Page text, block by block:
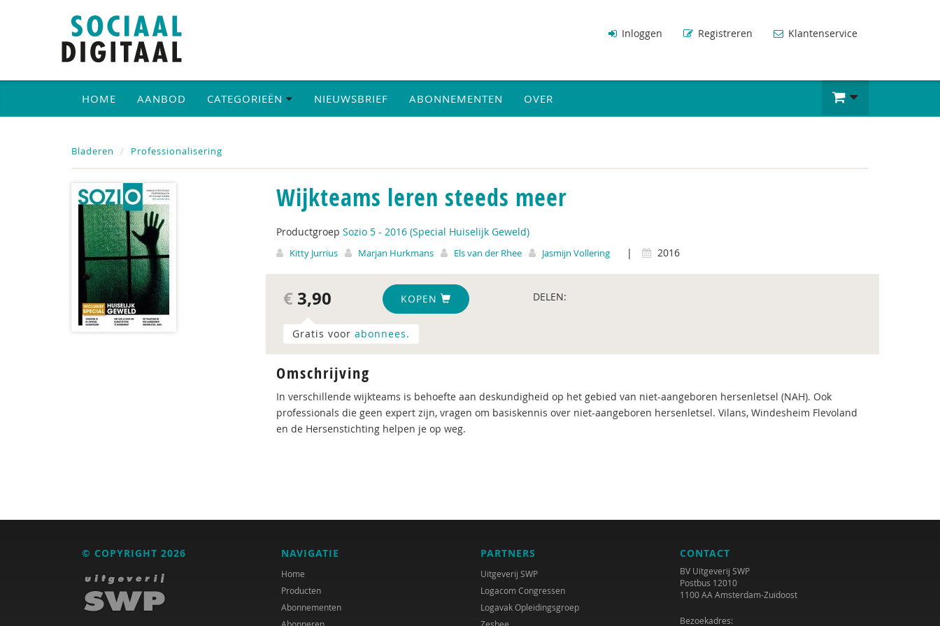
Inloggen Registreren Klantenservice
HOME AANBOD CATEGORIEËN NIEUWSBRIEF ABONNEMENTEN OVER
Bladeren Professionalisering
Wijkteams leren steeds meer
Productgroep Sozio 5 - 2016 (Special Huiselijk Geweld)
Kitty Jurrius Marjan Hurkmans Els van der Rhee Jasmijn Vollering | 2016
€ 3,90 KOPEN DELEN:
Gratis voor abonnees.
Omschrijving
In verschillende wijkteams is behoefte aan deskundigheid op het gebied van niet-aangeboren hersenletsel (NAH). Ook
professionals die geen expert zijn, vragen om basiskennis over niet-aangeboren hersenletsel. Vilans, Windesheim Flevoland
en de Hersenstichting helpen je op weg.
© COPYRIGHT 2026 NAVIGATIE
Home
Producten
Abonnementen
PARTNERS
Uitgeverij SWP
Logacom Congressen
Logavak Opleidingsgroep
CONTACT
BV Uitgeverij SWP
Postbus 12010
1100 AA Amsterdam-Zuidoost
Bezoekadres: